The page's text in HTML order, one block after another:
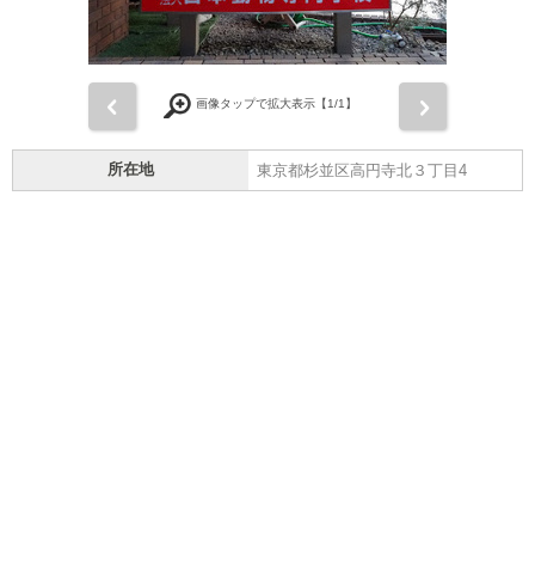
画像タップで拡大表示【1/1】
所在地 東京都杉並区高円寺北３丁目4